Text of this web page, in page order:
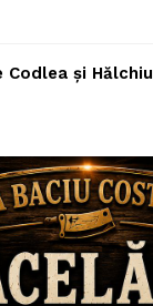
și Hălchiu